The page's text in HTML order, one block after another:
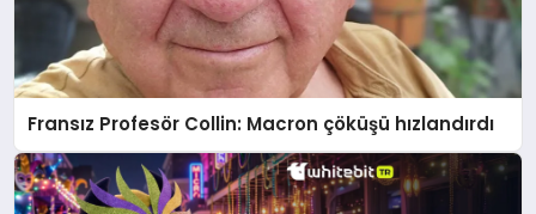
Fransız Profesör Collin: Macron çöküşü hızlandırdı